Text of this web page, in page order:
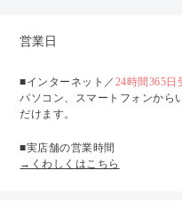
営業日
■インターネット／ 24時間365日
パソコン、スマートフォンから
だけます。
■実店舗の営業時間
→くわしくはこちら